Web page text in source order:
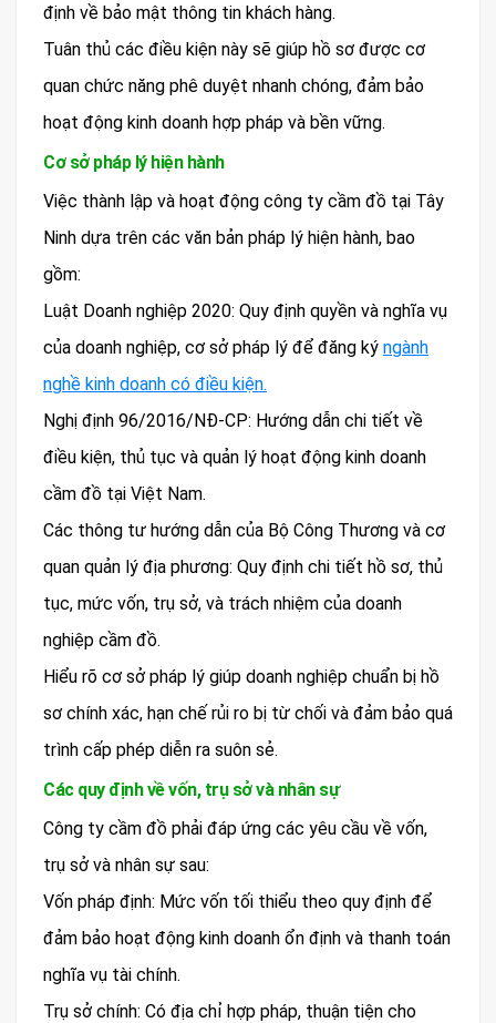
định về bảo mật thông tin khách hàng.
Tuân thủ các điều kiện này sẽ giúp hồ sơ được cơ
quan chức năng phê duyệt nhanh chóng, đảm bảo
hoạt động kinh doanh hợp pháp và bền vững.
Cơ sở pháp lý hiện hành
Việc thành lập và hoạt động công ty cầm đồ tại Tây
Ninh dựa trên các văn bản pháp lý hiện hành, bao
gồm:
Luật Doanh nghiệp 2020: Quy định quyền và nghĩa vụ
của doanh nghiệp, cơ sở pháp lý để đăng ký ngành
nghề kinh doanh có điều kiện.
Nghị định 96/2016/NĐ-CP: Hướng dẫn chi tiết về
điều kiện, thủ tục và quản lý hoạt động kinh doanh
cầm đồ tại Việt Nam.
Các thông tư hướng dẫn của Bộ Công Thương và cơ
quan quản lý địa phương: Quy định chi tiết hồ sơ, thủ
tục, mức vốn, trụ sở, và trách nhiệm của doanh
nghiệp cầm đồ.
Hiểu rõ cơ sở pháp lý giúp doanh nghiệp chuẩn bị hồ
sơ chính xác, hạn chế rủi ro bị từ chối và đảm bảo quá
trình cấp phép diễn ra suôn sẻ.
Các quy định về vốn, trụ sở và nhân sự
Công ty cầm đồ phải đáp ứng các yêu cầu về vốn,
trụ sở và nhân sự sau:
Vốn pháp định: Mức vốn tối thiểu theo quy định để
đảm bảo hoạt động kinh doanh ổn định và thanh toán
nghĩa vụ tài chính.
Trụ sở chính: Có địa chỉ hợp pháp, thuận tiện cho